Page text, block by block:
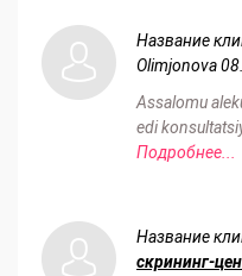
Название
Olimjonova
Assalomu
edi
Подробнее...
Название
скрининг-